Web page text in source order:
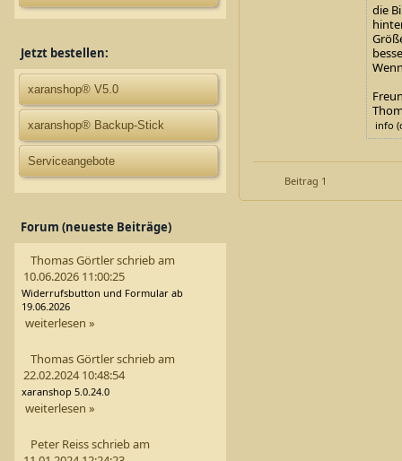
Jetzt bestellen:
xaranshop® V5.0
xaranshop® Backup-Stick
Serviceangebote
Forum (neueste Beiträge)
Thomas Görtler schrieb am
10.06.2026 11:00:25
Widerrufsbutton und Formular ab
19.06.2026
weiterlesen »
Thomas Görtler schrieb am
22.02.2024 10:48:54
xaranshop 5.0.24.0
weiterlesen »
Peter Reiss schrieb am
die
info
Beitrag 1